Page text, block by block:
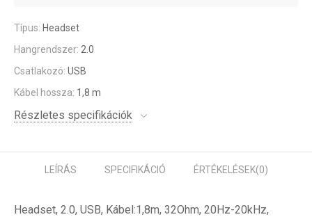
Típus: Headset
Hangrendszer: 2.0
Csatlakozó: USB
Kábel hossza: 1,8 m
Részletes specifikációk
LEÍRÁS SPECIFIKÁCIÓ ÉRTÉKELÉSEK(0)
Headset, 2.0, USB, Kábel:1,8m, 32Ohm, 20Hz-20kHz,